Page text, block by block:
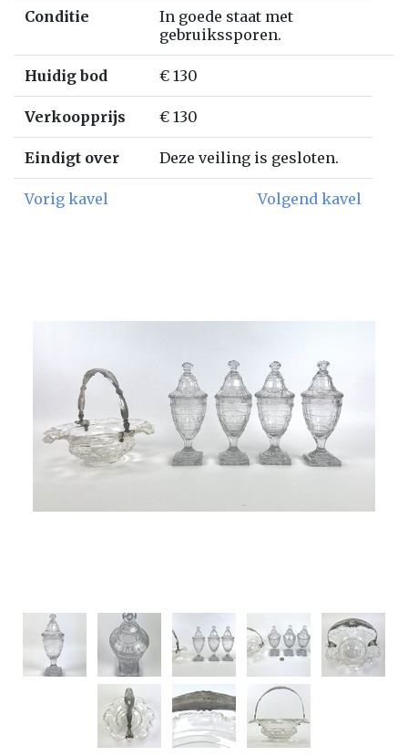
Conditie
In goede staat met
gebruikssporen.
Huidig bod € 130
Verkoopprijs € 130
Eindigt over Deze veiling is gesloten.
Vorig kavel Volgend kavel